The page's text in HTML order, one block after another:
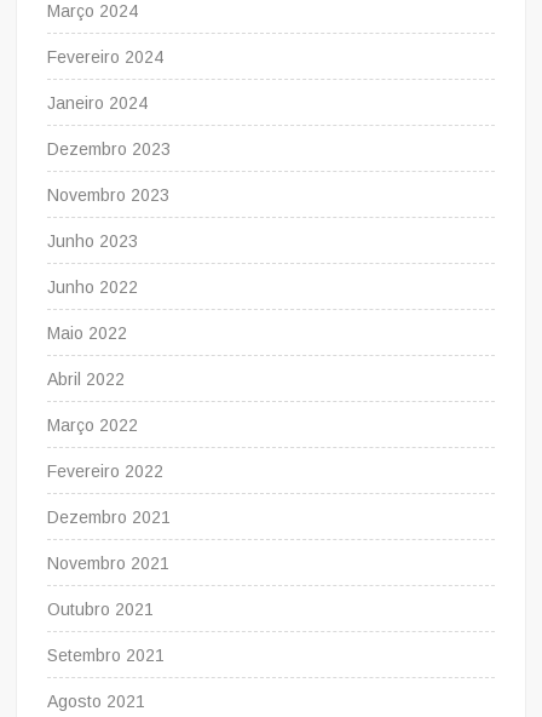
Março 2024
Fevereiro 2024
Janeiro 2024
Dezembro 2023
Novembro 2023
Junho 2023
Junho 2022
Maio 2022
Abril 2022
Março 2022
Fevereiro 2022
Dezembro 2021
Novembro 2021
Outubro 2021
Setembro 2021
Agosto 2021